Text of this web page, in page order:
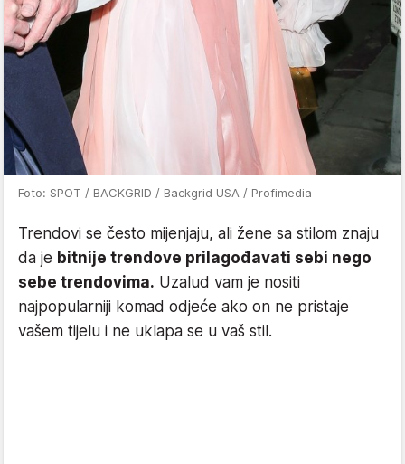
Foto: SPOT / BACKGRID / Backgrid USA / Profimedia
Trendovi se često mijenjaju, ali žene sa stilom znaju
da je bitnije trendove prilagođavati sebi nego
sebe trendovima. Uzalud vam je nositi
najpopularniji komad odjeće ako on ne pristaje
vašem tijelu i ne uklapa se u vaš stil.